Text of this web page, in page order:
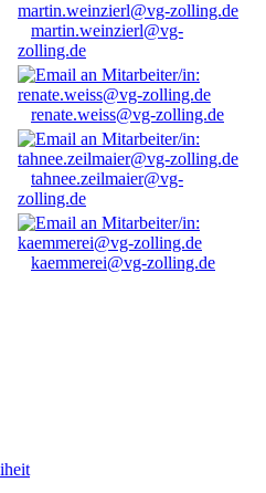
martin.weinzierl@vg-
zolling.de
renate.weiss@vg-zolling.de
tahnee.zeilmaier@vg-
zolling.de
kaemmerei@vg-zolling.de